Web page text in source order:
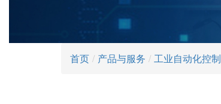
首页 / 产品与服务 / 工业自动化控制